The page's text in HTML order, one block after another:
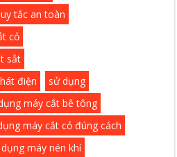
tắc an toàn
cỏ
sắt
điện
sử dụng
máy cắt bê tông
máy cắt cỏ đúng cách
máy nén khí